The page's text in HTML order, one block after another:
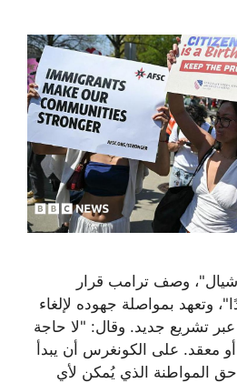
وصف ترامب قرار
وتعهد بمواصلة جهوده لإلغاء
تشريع جديد. وقال: "لا حاجة
معقد. على الكونغرس أن يبدأ
حق المواطنة الذي يُمكن لأي